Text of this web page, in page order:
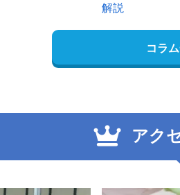
解説
コラ
アク